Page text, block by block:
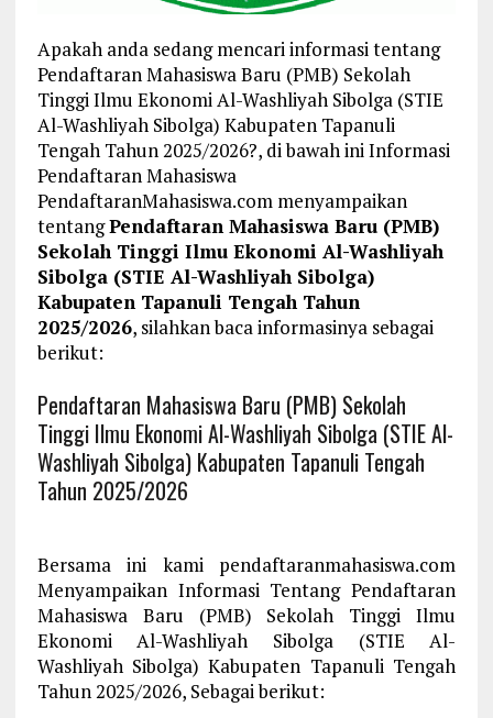
Apakah anda sedang mencari informasi tentang
Pendaftaran Mahasiswa Baru (PMB) Sekolah
Tinggi Ilmu Ekonomi Al-Washliyah Sibolga (STIE
Al-Washliyah Sibolga) Kabupaten Tapanuli
Tengah Tahun 2025/2026?, di bawah ini Informasi
Pendaftaran Mahasiswa
PendaftaranMahasiswa.com menyampaikan
tentangPendaftaran Mahasiswa Baru (PMB)
Sekolah Tinggi Ilmu Ekonomi Al-Washliyah
Sibolga (STIE Al-Washliyah Sibolga)
Kabupaten Tapanuli Tengah Tahun
2025/2026, silahkan baca informasinya sebagai
berikut:
Pendaftaran Mahasiswa Baru (PMB) Sekolah
Tinggi Ilmu Ekonomi Al-Washliyah Sibolga (STIE Al-
Washliyah Sibolga) Kabupaten Tapanuli Tengah
Tahun 2025/2026
Bersama ini kami pendaftaranmahasiswa.com
Menyampaikan Informasi Tentang Pendaftaran
Mahasiswa Baru (PMB) Sekolah Tinggi Ilmu
Ekonomi Al-Washliyah Sibolga (STIE Al-
Washliyah Sibolga) Kabupaten Tapanuli Tengah
Tahun 2025/2026, Sebagai berikut: